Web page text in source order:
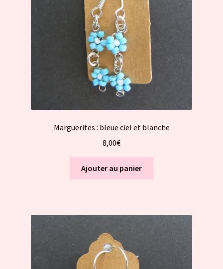
Marguerites : bleue ciel et blanche
8,00€
Ajouter au panier